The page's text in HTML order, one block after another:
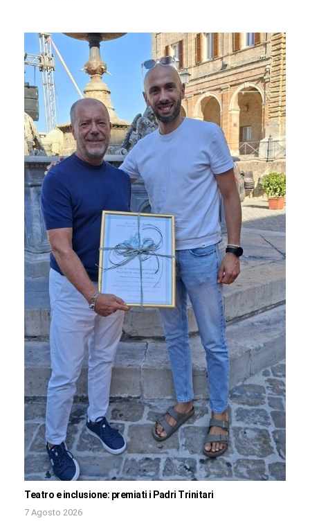
Teatro e inclusione: premiati i Padri Trinitari
7 Agosto 2026